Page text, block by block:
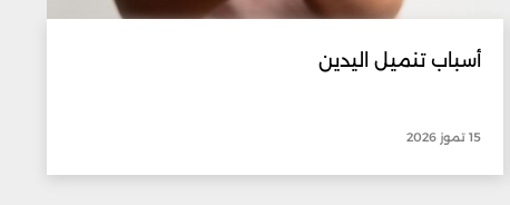
أسباب تنميل اليدين
15 تموز 2026